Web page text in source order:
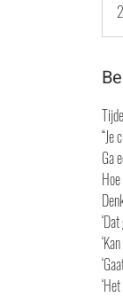
“Je
Ga